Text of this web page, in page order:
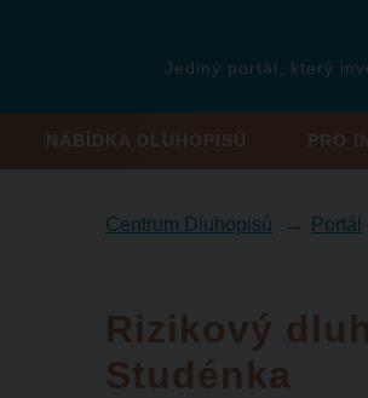
Jediný portál, který
NABÍDKA DLUHOPISŮ PRO
Centrum Dluhopisů Portál
Rizikový
Studénka